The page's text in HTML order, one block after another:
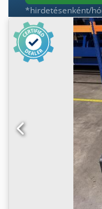
*hirdetésenként/